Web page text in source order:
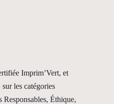
Imprim’Vert, et
les catégories
Éthique,